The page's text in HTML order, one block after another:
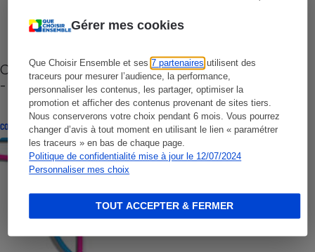
Gérer mes cookies
Que Choisir Ensemble et ses7 partenaires utilisent des
traceurs pour mesurer l’audience, la performance,
personnaliser les contenus, les partager, optimiser la
promotion et afficher des contenus provenant de sites tiers.
Nous conserverons votre choix pendant 6 mois. Vous pourrez
changer d’avis à tout moment en utilisant le lien « paramétrer
les traceurs » en bas de chaque page.
Politique de confidentialité mise à jour le 12/07/2024
Personnaliser mes choix
TOUT ACCEPTER & FERMER
Cafetière à capsules zéro déchet CoffeeB (vidéo)
- Premières impressions
CONSEILS